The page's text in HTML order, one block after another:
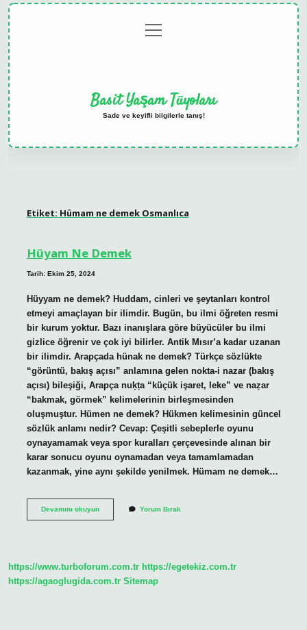
menüyü
aç
Basit Yaşam Tüyoları
Sade ve keyifli bilgilerle tanış!
Etiket: Hümam ne demek Osmanlıca
Hüyam Ne Demek
Tarih: Ekim 25, 2024
Hüyyam ne demek? Huddam, cinleri ve şeytanları kontrol
etmeyi amaçlayan bir ilimdir. Bugün, bu ilmi öğreten resmi
bir kurum yoktur. Bazı inanışlara göre büyücüler bu ilmi
gizlice öğrenir ve çok iyi bilirler. Antik Mısır’a kadar uzanan
bir ilimdir. Arapçada hünak ne demek? Türkçe sözlükte
“görüntü, bakış açısı” anlamına gelen nokta-i nazar (bakış
açısı) bileşiği, Arapça nuḳṭa “küçük işaret, leke” ve naẓar
“bakmak, görmek” kelimelerinin birleşmesinden
oluşmuştur. Hümen ne demek? Hükmen kelimesinin güncel
sözlük anlamı nedir? Cevap: Çeşitli sebeplerle oyunu
oynayamamak veya spor kuralları çerçevesinde alınan bir
karar sonucu oyunu oynamadan veya tamamlamadan
kazanmak, yine aynı şekilde yenilmek. Hümam ne demek…
Devamını okuyunHüyam
Yorum Bırak
https://www.turboforum.com.tr https://egetekiz.com.tr
https://agaoglugida.com.tr Sitemap